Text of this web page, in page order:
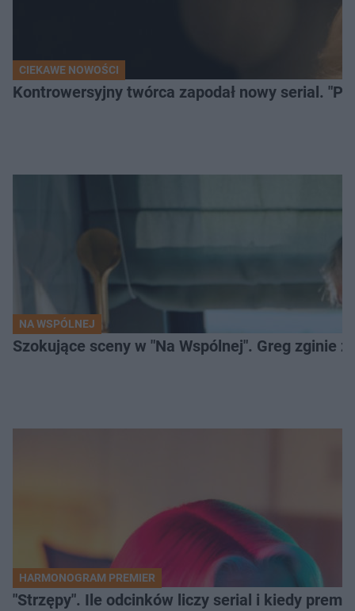
CIEKAWE NOWOŚCI
Kontrowersyjny twórca zapodał nowy serial.
NA WSPÓLNEJ
Szokujące sceny w "Na Wspólnej". Greg zginie z
HARMONOGRAM PREMIER
"Strzępy". Ile odcinków liczy serial i kiedy